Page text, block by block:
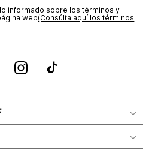
informado sobre los términos y
web‎(Consúlta aquí los términos